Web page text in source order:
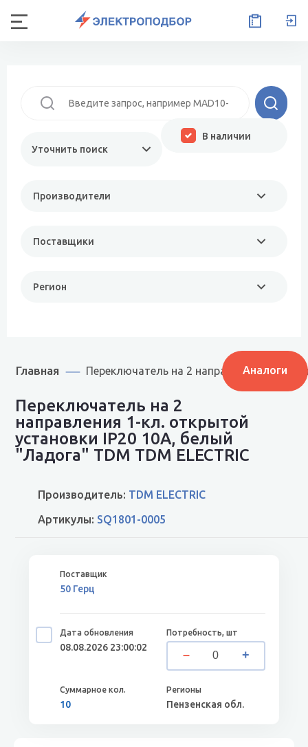
Уточнить поиск
Производители
Поставщики
Регион
В наличии
Главная Переключатель на 2 направления 1-кл.
Аналоги
Переключатель на 2
направления 1-кл. открытой
установки IP20 10А, белый
"Ладога" TDM TDM ELECTRIC
Производитель: TDM ELECTRIC
Артикулы: SQ1801-0005
50 Герц
08.08.2026 23:00:02
10 Пензенская обл.